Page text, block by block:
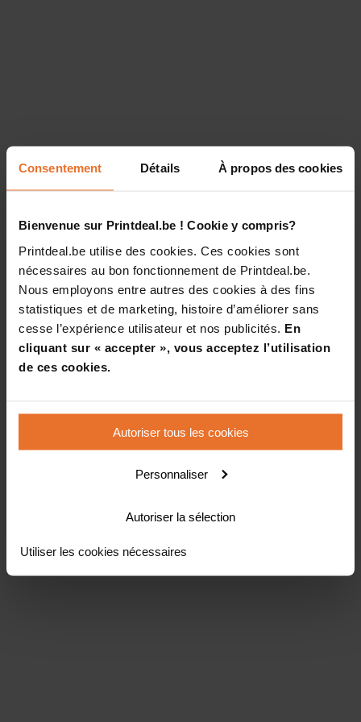
Consentement Détails À propos des cookies
Bienvenue sur Printdeal.be ! Cookie y compris?
Printdeal.be utilise des cookies. Ces cookies sont
nécessaires au bon fonctionnement de Printdeal.be.
Nous employons entre autres des cookies à des fins
statistiques et de marketing, histoire d’améliorer sans
cesse l’expérience utilisateur et nos publicités. En
cliquant sur « accepter », vous acceptez l’utilisation
de ces cookies.
Autoriser tous les cookies
Personnaliser
Autoriser la sélection
Utiliser les cookies nécessaires